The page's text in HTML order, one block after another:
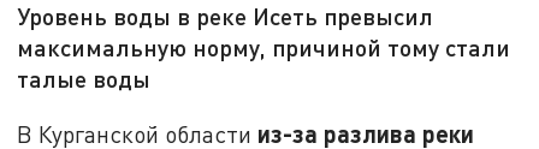
Уровень воды в реке Исеть превысил
максимальную норму, причиной тому стали
талые воды
В Курганской области из-за разлива реки